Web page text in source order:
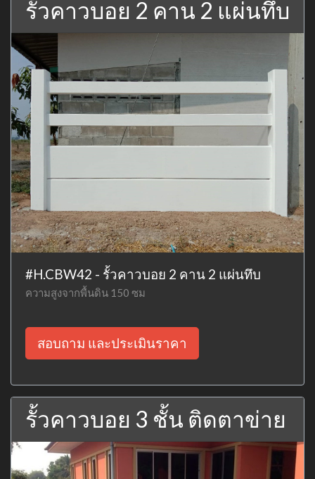
รั้วคาวบอย 2 คาน 2 แผ่นทึบ
#H.CBW42 - รั้วคาวบอย 2 คาน 2 แผ่นทึบ
ความสูงจากพื้นดิน 150 ซม
สอบถาม และประเมินราคา
รั้วคาวบอย 3 ชั้น ติดตาข่าย